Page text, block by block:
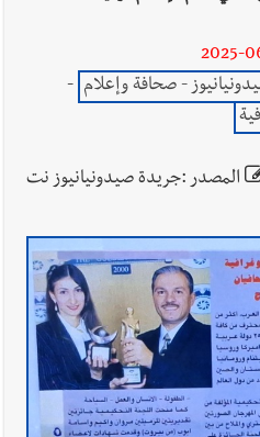
2025-
- صحافة وإعلام -
المصدر :جريدة صيدونيانيوز نت